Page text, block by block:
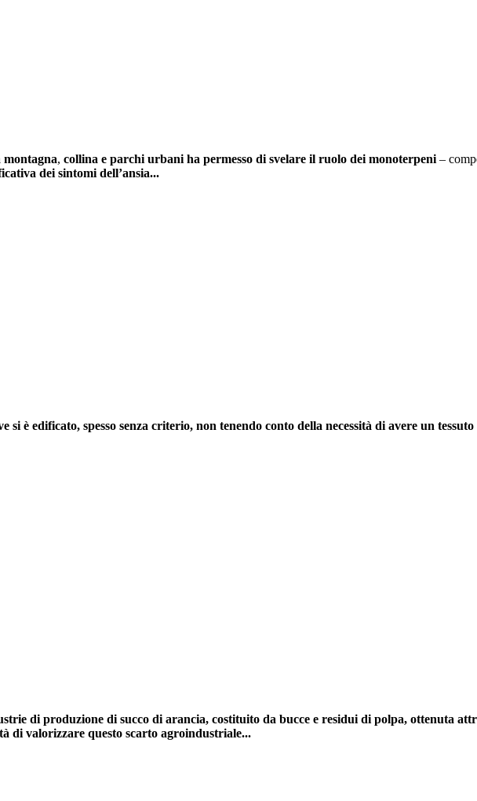
, collina e parchi urbani ha permesso di svelare il ruolo dei monoterpeni –
dei sintomi dell’ansia...
si è edificato, spesso senza criterio, non tenendo conto della necessità di avere un
di produzione di succo di arancia, costituito da bucce e residui di polpa, ottenuta
di valorizzare questo scarto agroindustriale...